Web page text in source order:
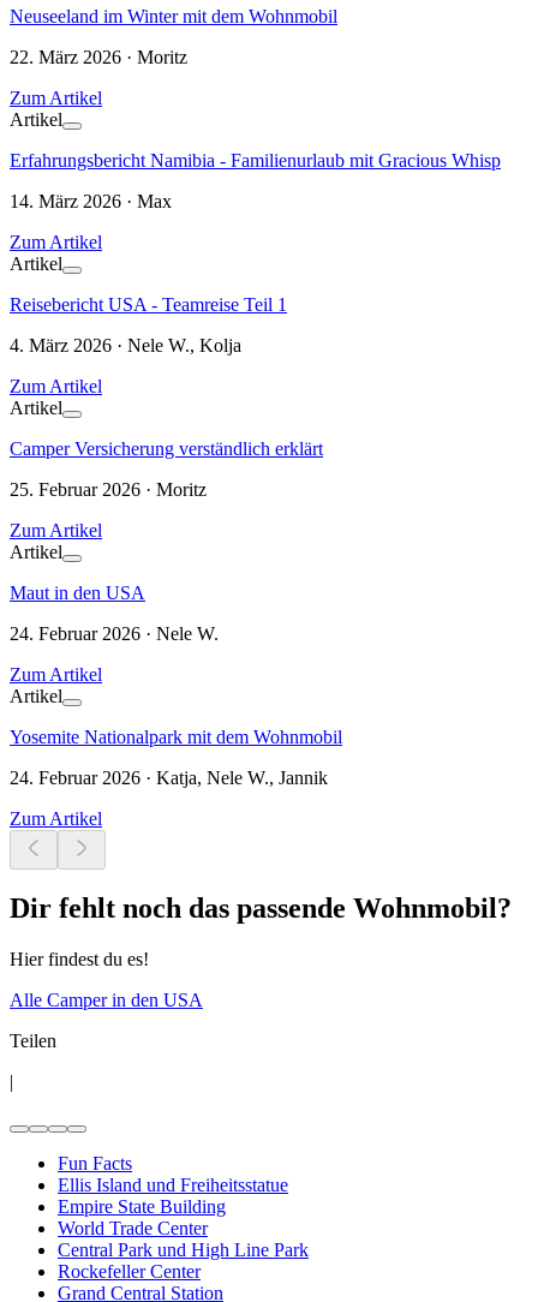
Neuseeland im Winter mit dem Wohnmobil
22. März 2026 · Moritz
Zum Artikel
Artikel
Erfahrungsbericht Namibia - Familienurlaub mit Gracious Whisp
14. März 2026 · Max
Zum Artikel
Artikel
Reisebericht USA - Teamreise Teil 1
4. März 2026 · Nele W., Kolja
Zum Artikel
Artikel
Camper Versicherung verständlich erklärt
25. Februar 2026 · Moritz
Zum Artikel
Artikel
Maut in den USA
24. Februar 2026 · Nele W.
Zum Artikel
Artikel
Yosemite Nationalpark mit dem Wohnmobil
24. Februar 2026 · Katja, Nele W., Jannik
Zum Artikel
Dir fehlt noch das passende Wohnmobil?
Hier findest du es!
Alle Camper in den USA
Teilen
|
Fun Facts
Ellis Island und Freiheitsstatue
Empire State Building
World Trade Center
Central Park und High Line Park
Rockefeller Center
Grand Central Station